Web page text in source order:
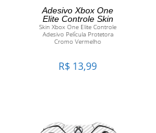
ADICIONAR AO
CARRINHO
Adesivo Xbox One
Elite Controle Skin
Skin Xbox One Elite Controle
Adesivo Película Protetora
Cromo Vermelho
R$ 13,99